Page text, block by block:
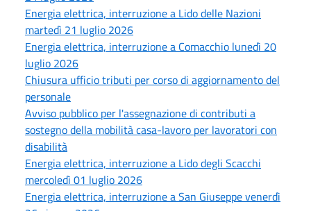
Energia elettrica, interruzione a Lido delle Nazioni
martedì 21 luglio 2026
Energia elettrica, interruzione a Comacchio lunedì 20
luglio 2026
Chiusura ufficio tributi per corso di aggiornamento del
personale
Avviso pubblico per l'assegnazione di contributi a
sostegno della mobilità casa-lavoro per lavoratori con
disabilità
Energia elettrica, interruzione a Lido degli Scacchi
mercoledì 01 luglio 2026
Energia elettrica, interruzione a San Giuseppe venerdì